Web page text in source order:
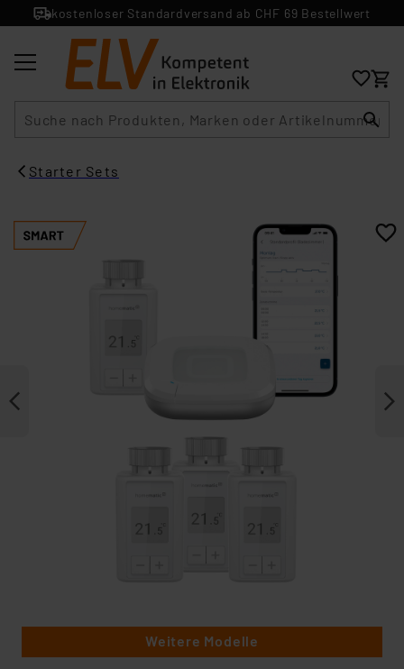
kostenloser Standardversand ab CHF 69 Bestellwert
Starter Sets
Weitere Modelle